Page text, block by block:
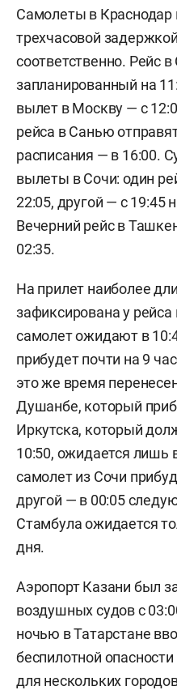
Самолеты в Краснодар
трехчасовой
соответственно. Рейс
запланированный на
вылет в Москву — с
рейса в Санью
расписания — в 16:00.
вылеты в Сочи: один
22:05, другой — с 19:45
Вечерний рейс в
02:35.
На прилет наиболее
зафиксирована у
самолет ожидают в
прибудет почти на 9
это же время
Душанбе, который
Иркутска, который
10:50, ожидается лишь
самолет из Сочи
другой — в 00:05
Стамбула ожидается
дня.
Аэропорт Казани был
воздушных судов с
ночью в Татарстане
беспилотной
для нескольких